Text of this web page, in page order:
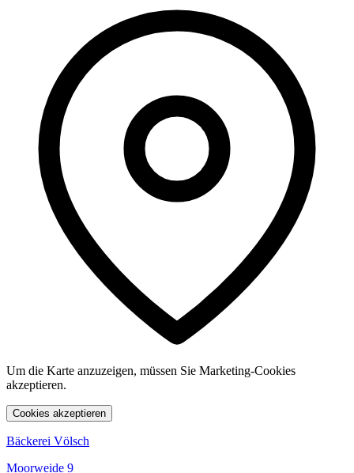
Um die Karte anzuzeigen, müssen Sie Marketing-Cookies
akzeptieren.
Cookies akzeptieren
Bäckerei Völsch
Moorweide 9